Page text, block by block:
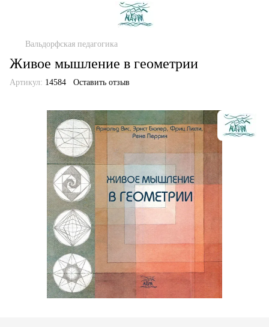
Вальдорфская педагогика
Живое мышление в геометрии
Артикул: 14584 Оставить отзыв